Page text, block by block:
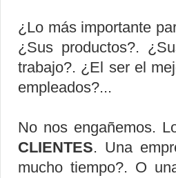
¿Lo más importante
¿Sus productos?.
trabajo?. ¿El ser el
empleados?...
No nos engañemos.
CLIENTES. Una
mucho tiempo?. O